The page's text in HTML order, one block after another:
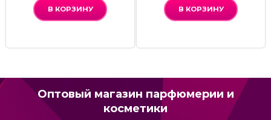
В КОРЗИНУ В КОРЗИНУ
Оптовый магазин парфюмерии и
косметики